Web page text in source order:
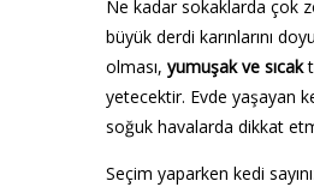
Ne kadar sokaklarda çok
büyük derdi karınlarını
olması, yumuşak ve sıcak
yetecektir. Evde yaşayan
soğuk havalarda dikkat
Seçim yaparken kedi